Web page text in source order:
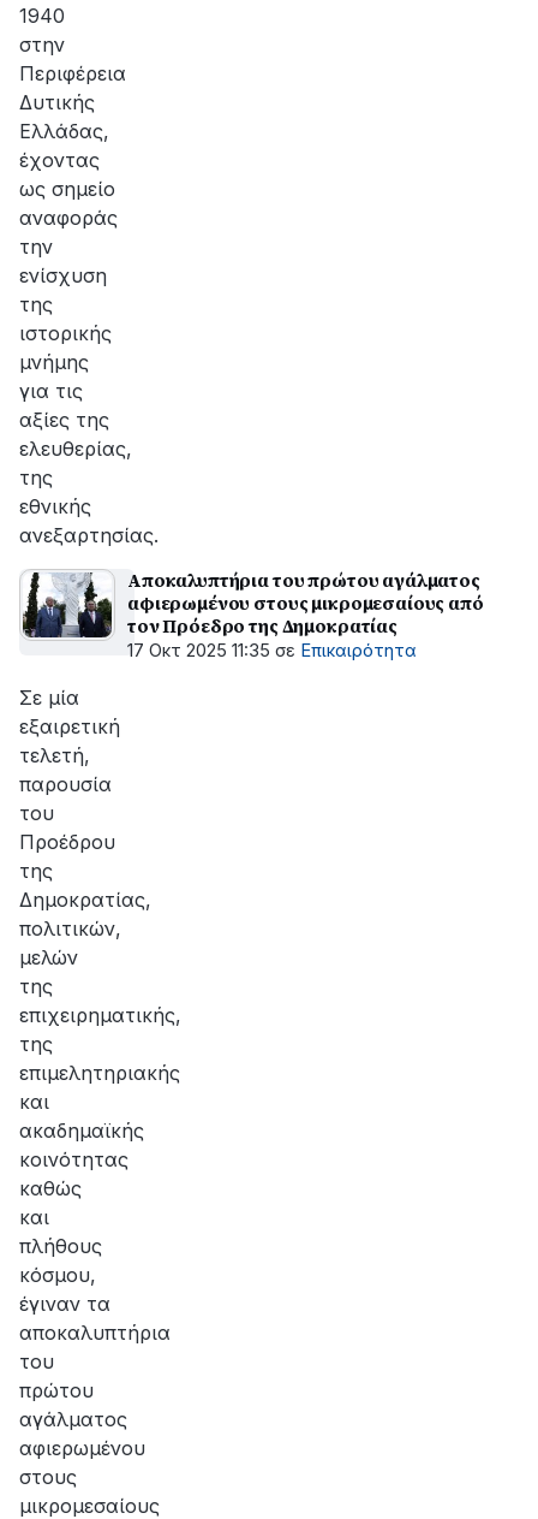
1940
στην
Περιφέρεια
Δυτικής
Ελλάδας,
έχοντας
ως σημείο
αναφοράς
την
ενίσχυση
της
ιστορικής
μνήμης
για τις
αξίες της
ελευθερίας,
της
εθνικής
ανεξαρτησίας.
Αποκαλυπτήρια του πρώτου αγάλματος
αφιερωμένου στους μικρομεσαίους από
τον Πρόεδρο της Δημοκρατίας
17 Οκτ 2025 11:35 σε Επικαιρότητα
Σε μία
εξαιρετική
τελετή,
παρουσία
του
Προέδρου
της
Δημοκρατίας,
πολιτικών,
μελών
της
επιχειρηματικής,
της
επιμελητηριακής
και
ακαδημαϊκής
κοινότητας
καθώς
και
πλήθους
κόσμου,
έγιναν τα
αποκαλυπτήρια
του
πρώτου
αγάλματος
αφιερωμένου
στους
μικρομεσαίους